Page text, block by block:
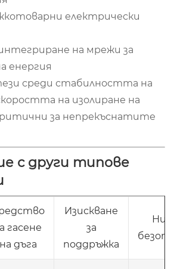
електрически
на мрежи за
енергия
среди стабилността на
на изолиране на
за непрекъснатите
с други типове
гасене
на дъга
Изискване
за
поддръжка